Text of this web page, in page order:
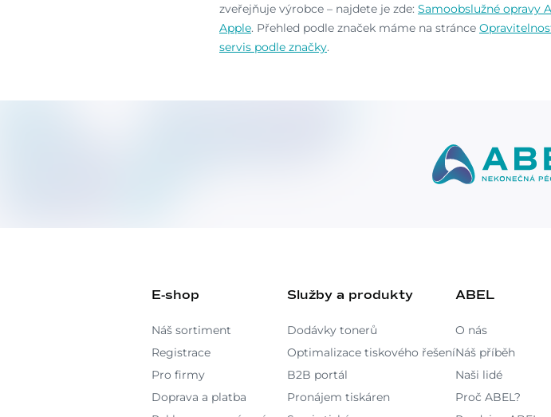
zveřejňuje výrobce – najdete je zde: Samoobslužné opravy
Apple. Přehled podle značek máme na stránce
servis podle značky.
E-shop
Náš sortiment
Registrace
Pro firmy
Doprava a platba
Služby a produkty
Dodávky tonerů
Optimalizace tiskového řešení
B2B portál
Pronájem tiskáren
ABEL
O nás
Náš příběh
Naši lidé
Proč ABEL?